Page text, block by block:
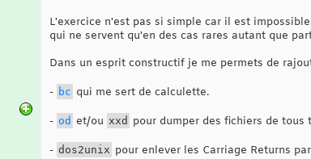
L'exercice n'est pas si simple car il est
qui ne servent qu'en des cas rares autant que
Dans un esprit constructif je me permets de
- bc qui me sert de calculette.
- od et/ou xxd pour dumper des fichiers de tous
- dos2unix pour enlever les Carriage Returns